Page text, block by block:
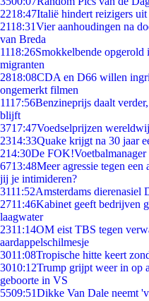
2218:47Italië hindert reizigers
2118:31Vier aanhoudingen na
van Breda
1118:26Smokkelbende opgerold
migranten
2818:08CDA en D66 willen
ongemerkt filmen
1117:56Benzineprijs daalt
blijft
3717:47Voedselprijzen
2314:33Quake krijgt na 30 jaar
214:30De FOK!Voetbalmanager
6713:48Meer agressie tegen
jij je intimideren?
3111:52Amsterdams dierenasiel
2711:46Kabinet geeft bedrijven
laagwater
2311:14OM eist TBS tegen
aardappelschilmesje
3011:08Tropische hitte keert
3010:12Trump grijpt weer in op
geboorte in VS
5509:51Dikke Van Dale neemt